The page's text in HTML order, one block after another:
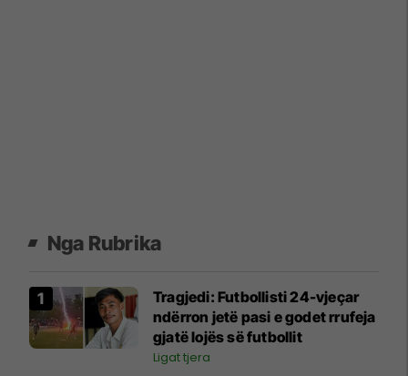
Nga Rubrika
Tragjedi: Futbollisti 24-vjeçar
ndërron jetë pasi e godet rrufeja
gjatë lojës së futbollit
Ligat tjera